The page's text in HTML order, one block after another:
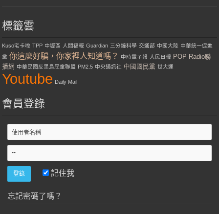
標籤雲
Kuso宅卡啦 TPP 中壢區 人間福報 Guardian 三分鐘科學 交通部 中國大陸 中華統一促進
黨 你這麼好騙，你家裡人知道嗎？ 中時電子報 人民日報 POP Radio聯
播網 中華民國反黑島屁童聯盟 PM2.5 中央通訊社 中國國民黨 世大運
Youtube Daily Mail
會員登錄
記住我
忘記密碼了嗎？